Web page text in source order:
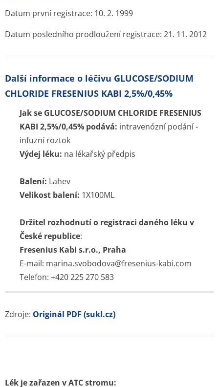
Datum první registrace: 10. 2. 1999
Datum posledního prodloužení registrace: 21. 11. 2012
Další informace o léčivu GLUCOSE/SODIUM
CHLORIDE FRESENIUS KABI 2,5%/0,45%
Jak se GLUCOSE/SODIUM CHLORIDE FRESENIUS
KABI 2,5%/0,45% podává: intravenózní podání -
infuzní roztok
Výdej léku: na lékařský předpis
Balení: Lahev
Velikost balení: 1X100ML
Držitel rozhodnutí o registraci daného léku v
České republice:
Fresenius Kabi s.r.o., Praha
E-mail: marina.svobodova@fresenius-kabi.com
Telefon: +420 225 270 583
Zdroje: Originál PDF (sukl.cz)
Lék je zařazen v ATC stromu: